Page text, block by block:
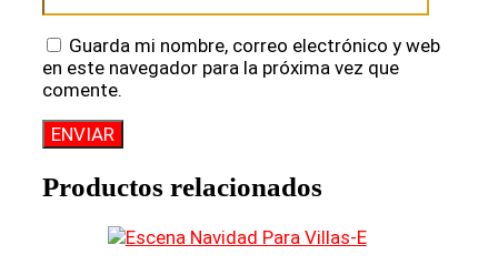
Guarda mi nombre, correo electrónico y web
en este navegador para la próxima vez que
comente.
Productos relacionados